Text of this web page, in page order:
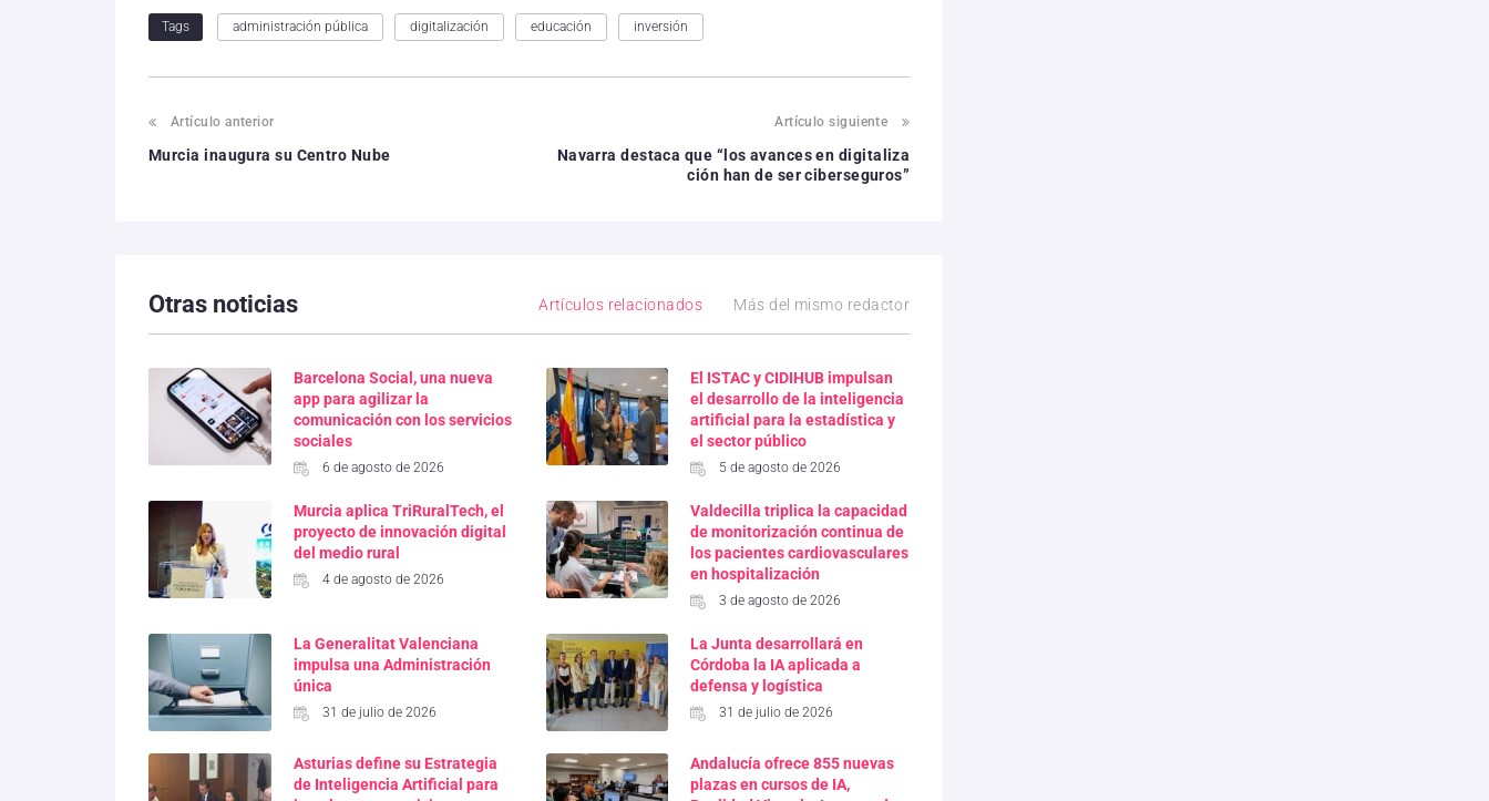
Tags administración pública digitalización educación inversión
Artículo anterior
Murcia inaugura su Centro Nube
Artículo siguiente
Navarra destaca que “los avances en digitaliza
ción han de ser ciberseguros”
Otras noticias Artículos relacionados Más del mismo redactor
Barcelona Social, una nueva
app para agilizar la
comunicación con los servicios
sociales
6 de agosto de 2026
El ISTAC y CIDIHUB impulsan
el desarrollo de la inteligencia
artificial para la estadística y
el sector público
5 de agosto de 2026
Murcia aplica TriRuralTech, el
proyecto de innovación digital
del medio rural
4 de agosto de 2026
Valdecilla triplica la capacidad
de monitorización continua de
los pacientes cardiovasculares
en hospitalización
3 de agosto de 2026
La Generalitat Valenciana
impulsa una Administración
única
31 de julio de 2026
La Junta desarrollará en
Córdoba la IA aplicada a
defensa y logística
31 de julio de 2026
Asturias define su Estrategia
de Inteligencia Artificial para
Andalucía ofrece 855 nuevas
plazas en cursos de IA,